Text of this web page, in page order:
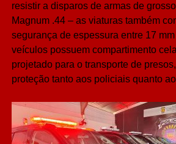
resistir a disparos de armas de
Magnum .44 – as viaturas também
segurança de espessura entre 17
veículos possuem compartimento
projetado para o transporte de
proteção tanto aos policiais quanto